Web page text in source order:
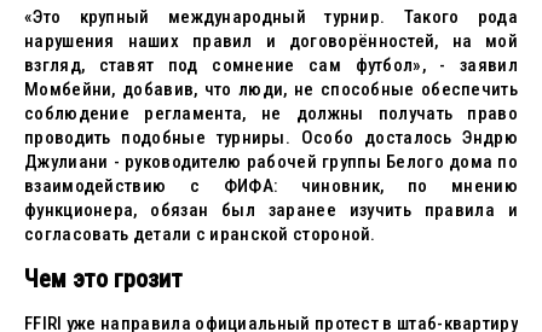
«Это крупный международный турнир. Такого рода
нарушения наших правил и договорённостей, на мой
взгляд, ставят под сомнение сам футбол», - заявил
Момбейни, добавив, что люди, не способные обеспечить
соблюдение регламента, не должны получать право
проводить подобные турниры. Особо досталось Эндрю
Джулиани - руководителю рабочей группы Белого дома по
взаимодействию с ФИФА: чиновник, по мнению
функционера, обязан был заранее изучить правила и
согласовать детали с иранской стороной.
Чем это грозит
FFIRI уже направила официальный протест в штаб-квартиру